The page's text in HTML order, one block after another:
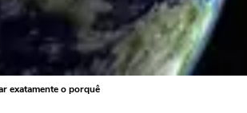
exatamente o porquê